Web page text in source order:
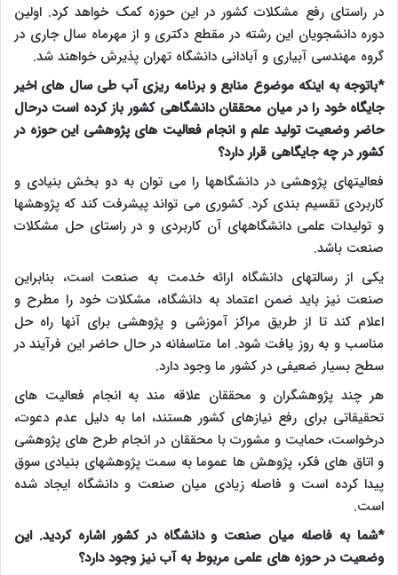
در راستای رفع مشکلات کشور در این حوزه کمک خواهد کرد. اولین
دوره دانشجویان این رشته در مقطع دکتری و از مهرماه سال جاری در
گروه مهندسی آبیاری و آبادانی دانشگاه تهران پذیرش خواهند شد.
*باتوجه به اینکه موضوع منابع و برنامه ریزی آب طی سال های اخیر
جایگاه خود را در میان محققان دانشگاهی کشور باز کرده است درحال
حاضر وضعیت تولید علم و انجام فعالیت های پژوهشی این حوزه در
کشور در چه جایگاهی قرار دارد؟
فعالیتهای پژوهشی در دانشگاهها را می توان به دو بخش بنیادی و
کاربردی تقسیم بندی کرد. کشوری می تواند پیشرفت کند که پژوهشها
و تولیدات علمی دانشگاههای آن کاربردی و در راستای حل مشکلات
صنعت باشد.
یکی از رسالتهای دانشگاه ارائه خدمت به صنعت است، بنابراین
صنعت نیز باید ضمن اعتماد به دانشگاه، مشکلات خود را مطرح و
اعلام کند تا از طریق مراکز آموزشی و پژوهشی برای آنها راه حل
مناسب و به روز یافت شود. اما متاسفانه در حال حاضر این فرآیند در
سطح بسیار ضعیفی در کشور ما وجود دارد.
هر چند پژوهشگران و محققان علاقه مند به انجام فعالیت های
تحقیقاتی برای رفع نیازهای کشور هستند، اما به دلیل عدم دعوت،
درخواست، حمایت و مشورت با محققان در انجام طرح های پژوهشی
و اتاق های فکر، پژوهش ها عموما به سمت پژوهشهای بنیادی سوق
پیدا کرده است و فاصله زیادی میان صنعت و دانشگاه ایجاد شده
است.
*شما به فاصله میان صنعت و دانشگاه در کشور اشاره کردید. این
وضعیت در حوزه های علمی مربوط به آب نیز وجود دارد؟